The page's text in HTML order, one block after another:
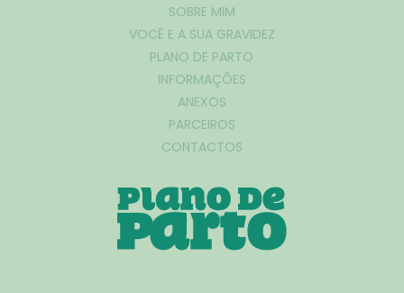
SOBRE MIM
VOCÊ E A SUA GRAVIDEZ
PLANO DE PARTO
INFORMAÇÕES
ANEXOS
PARCEIROS
CONTACTOS